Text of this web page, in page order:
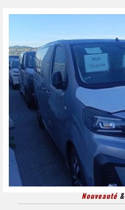
Nouveauté&